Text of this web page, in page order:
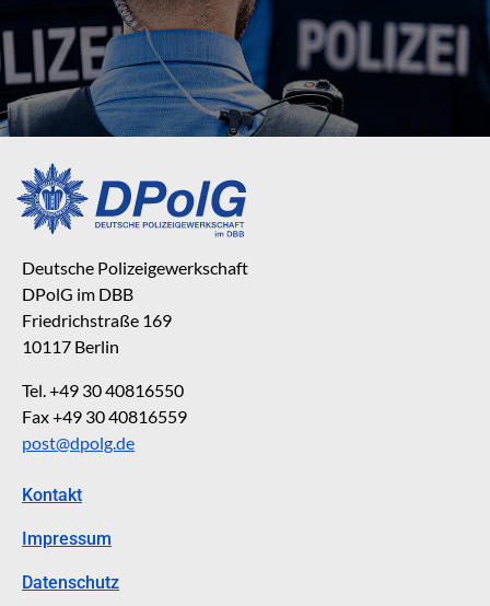
Deutsche Polizeigewerkschaft
DPolG im DBB
Friedrichstraße 169
10117 Berlin
Tel. +49 30 40816550
Fax +49 30 40816559
post@dpolg.de
Kontakt
Impressum
Datenschutz